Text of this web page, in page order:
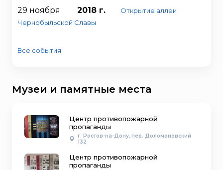
29 ноября 2018 г.
Открытие аллеи
Чернобыльской Славы
Все события
Музеи и памятные места
Центр противопожарной
пропаганды
г. Ростов-на-Дону, пер. Доломановский
132
Центр противопожарной
пропаганды